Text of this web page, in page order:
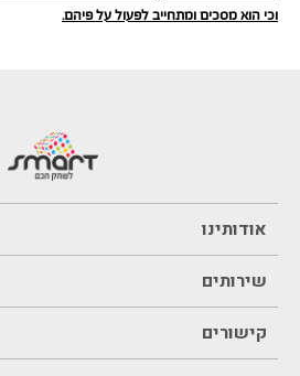
וכי הוא מסכים ומתחייב לפעול על פיהם.
אודותינו
שירותים
קישורים